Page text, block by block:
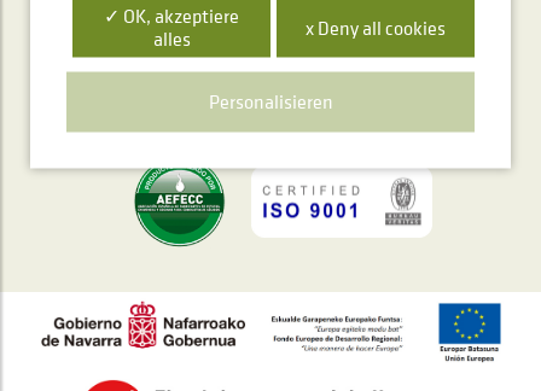
✓ OK, akzeptiere
alles
x Deny all cookies
Personalisieren